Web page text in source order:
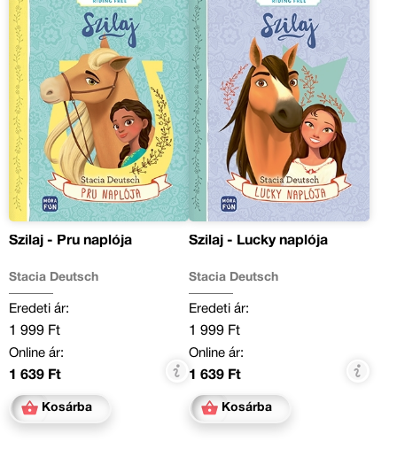
Szilaj - Pru naplója
Stacia Deutsch
Eredeti ár:
1 999 Ft
Online ár:
1 639 Ft
Kosárba
Szilaj - Lucky naplója
Stacia Deutsch
Eredeti ár:
1 999 Ft
Online ár:
1 639 Ft
Kosárba